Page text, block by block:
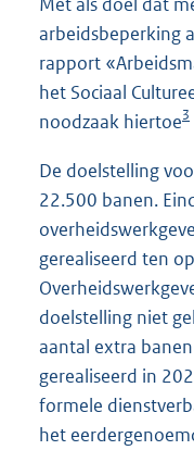
arbeidsbeperking
rapport
het Sociaal
noodzaak hiertoe3
De doelstelling
22.500 banen.
gerealiseerd ten
doelstelling niet
aantal extra
gerealiseerd in
formele
het